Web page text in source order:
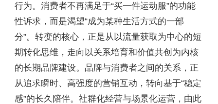
行为。消费者不再满足于“买一件运动服”的功能
性诉求，而是渴望“成为某种生活方式的一部
分”。转变的核心，正是从以流量获取为中心的短
期转化思维，走向以关系培育和价值共创为内核
的长期品牌建设。品牌与消费者之间的关系，正
从追求瞬时、高强度的营销互动，转向基于“稳定
感”的长久陪伴。社群化经营与场景化运营，由此